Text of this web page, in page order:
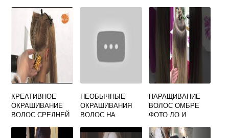
ДОМАШНИХ
УСЛОВИЯХ
КАРИМ ГЛАЗАМ
КРЕАТИВНОЕ
ОКРАШИВАНИЕ
ВОЛОС СРЕДНЕЙ
НЕОБЫЧНЫЕ
ОКРАШИВАНИЯ
ВОЛОС НА
ВОЛОСЫ
НАРАЩИВАНИЕ
ВОЛОС ОМБРЕ
ФОТО ДО И